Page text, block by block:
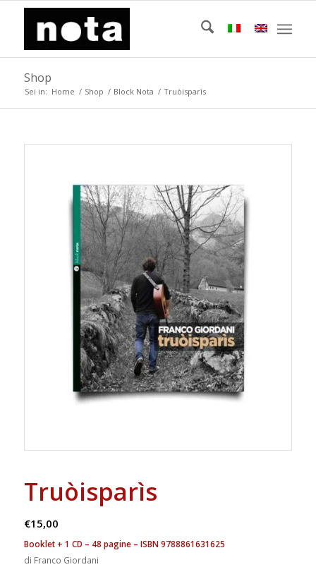
Shop
Sei in: Home / Shop / Block Nota / Truòisparìs
Truòisparìs
€15,00
Booklet + 1 CD – 48 pagine – ISBN 9788861631625
di Franco Giordani